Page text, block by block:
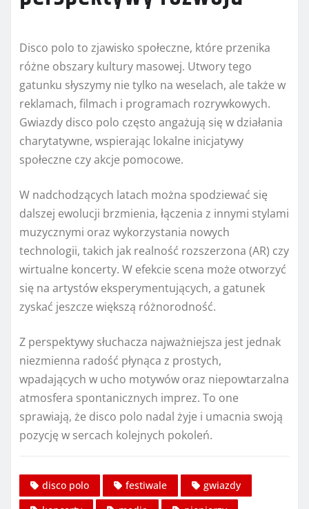
Disco polo to zjawisko społeczne, które przenika
różne obszary kultury masowej. Utwory tego
gatunku słyszymy nie tylko na weselach, ale także w
reklamach, filmach i programach rozrywkowych.
Gwiazdy disco polo często angażują się w działania
charytatywne, wspierając lokalne inicjatywy
społeczne czy akcje pomocowe.
W nadchodzących latach można spodziewać się
dalszej ewolucji brzmienia, łączenia z innymi stylami
muzycznymi oraz wykorzystania nowych
technologii, takich jak realność rozszerzona (AR) czy
wirtualne koncerty. W efekcie scena może otworzyć
się na artystów eksperymentujących, a gatunek
zyskać jeszcze większą różnorodność.
Z perspektywy słuchacza najważniejsza jest jednak
niezmienna radość płynąca z prostych,
wpadających w ucho motywów oraz niepowtarzalna
atmosfera spontanicznych imprez. To one
sprawiają, że disco polo nadal żyje i umacnia swoją
pozycję w sercach kolejnych pokoleń.
disco polo festiwale
gwiazdy